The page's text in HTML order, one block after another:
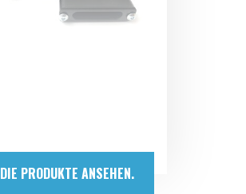
DIE PRODUKTE ANSEHEN.